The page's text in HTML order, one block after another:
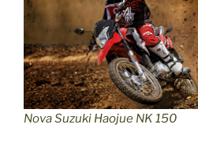
E
N
S
Ã
O
E
M
Nova Suzuki Haojue NK 150